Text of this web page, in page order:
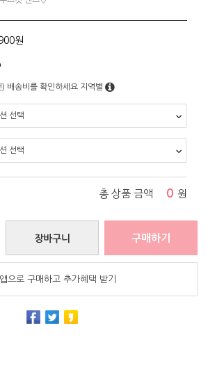
원
) 배송비를 확인하세요 지역별
총 상품 금액 0 원
장바구니 구매하기
앱으로 구매하고 추가혜택 받기